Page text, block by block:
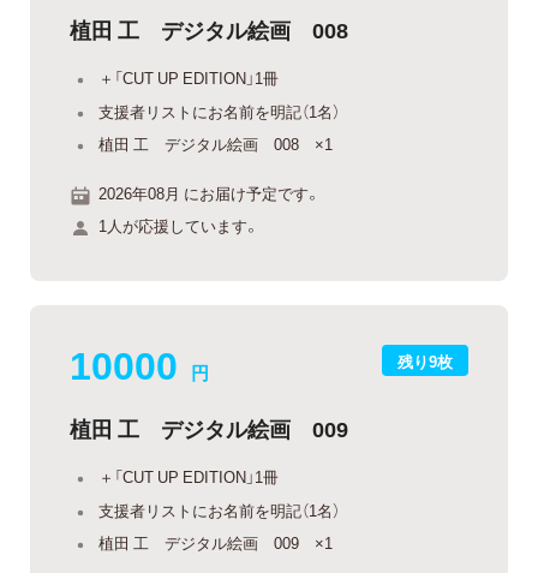
植田 工 デジタル絵画 008
＋「CUT UP EDITION」1冊
支援者リストにお名前を明記（1名）
植田 工 デジタル絵画 008 ×1
2026年08月 にお届け予定です。
1人が応援しています。
残り9枚
10000 円
植田 工 デジタル絵画 009
＋「CUT UP EDITION」1冊
支援者リストにお名前を明記（1名）
植田 工 デジタル絵画 009 ×1